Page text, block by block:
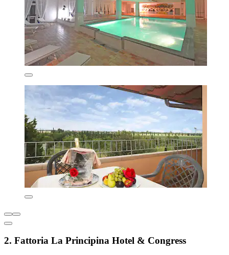
2. Fattoria La Principina Hotel & Congress